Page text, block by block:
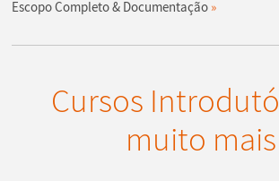
Escopo Completo & Documentação
Cursos
muito mais